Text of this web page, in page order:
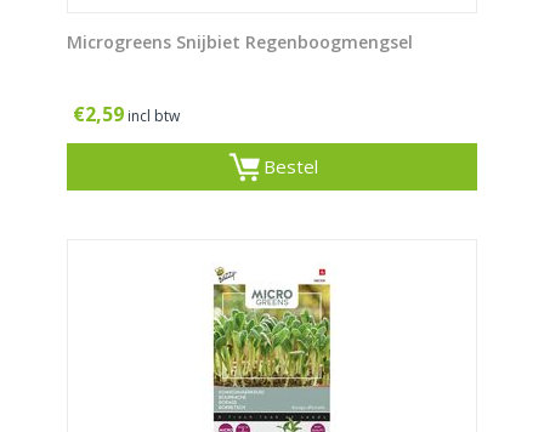
Microgreens Snijbiet Regenboogmengsel
€2,59 incl btw
Bestel